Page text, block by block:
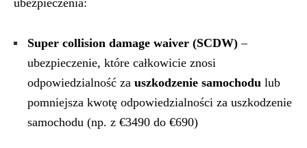
ubezpieczenia:
Super collision damage waiver (SCDW) –
ubezpieczenie, które całkowicie znosi
odpowiedzialność za uszkodzenie samochodu lub
pomniejsza kwotę odpowiedzialności za uszkodzenie
samochodu (np. z €3490 do €690)